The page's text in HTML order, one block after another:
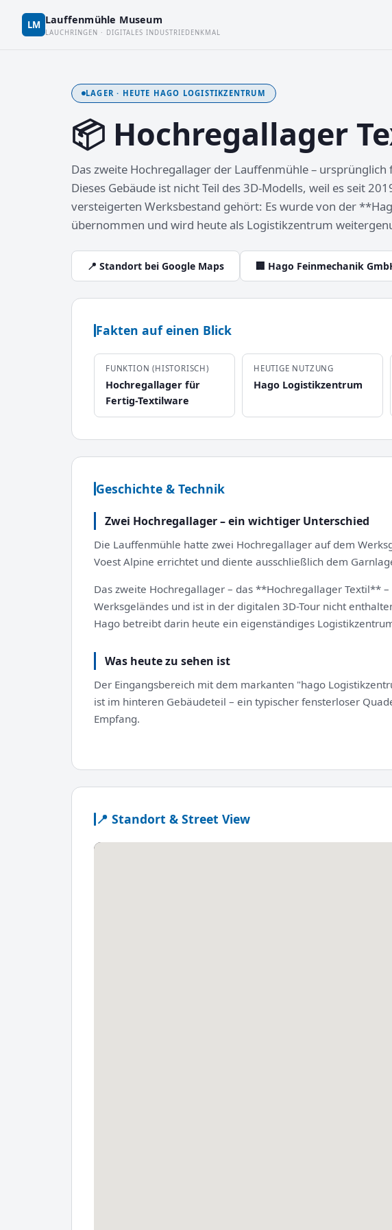
LM Lauffenmühle Museum
LAUCHRINGEN · DIGITALES INDUSTRIEDENKMAL
LAGER · HEUTE HAGO LOGISTIKZENTRUM
📦 Hochregallager
Das zweite Hochregallager der Lauffenmühle –
Dieses Gebäude ist nicht Teil des 3D-Modells, weil es seit
versteigerten Werksbestand gehört: Es wurde von der
übernommen und wird heute als Logistikzentrum
📍 Standort bei Google Maps 🏢 Hago Feinmechanik
Fakten auf einen Blick
FUNKTION (HISTORISCH)
Hochregallager für
Fertig-Textilware
HEUTIGE NUTZUNG
Hago Logistikzentrum
Geschichte & Technik
Zwei Hochregallager – ein wichtiger Unterschied
Die Lauffenmühle hatte zwei Hochregallager auf dem
Voest Alpine errichtet und diente ausschließlich dem
Das zweite Hochregallager – das **Hochregallager Textil**
Werksgeländes und ist in der digitalen 3D-Tour nicht
Hago betreibt darin heute ein eigenständiges
Was heute zu sehen ist
Der Eingangsbereich mit dem markanten "hago
ist im hinteren Gebäudeteil – ein typischer fensterloser
Empfang.
📍 Standort & Street View